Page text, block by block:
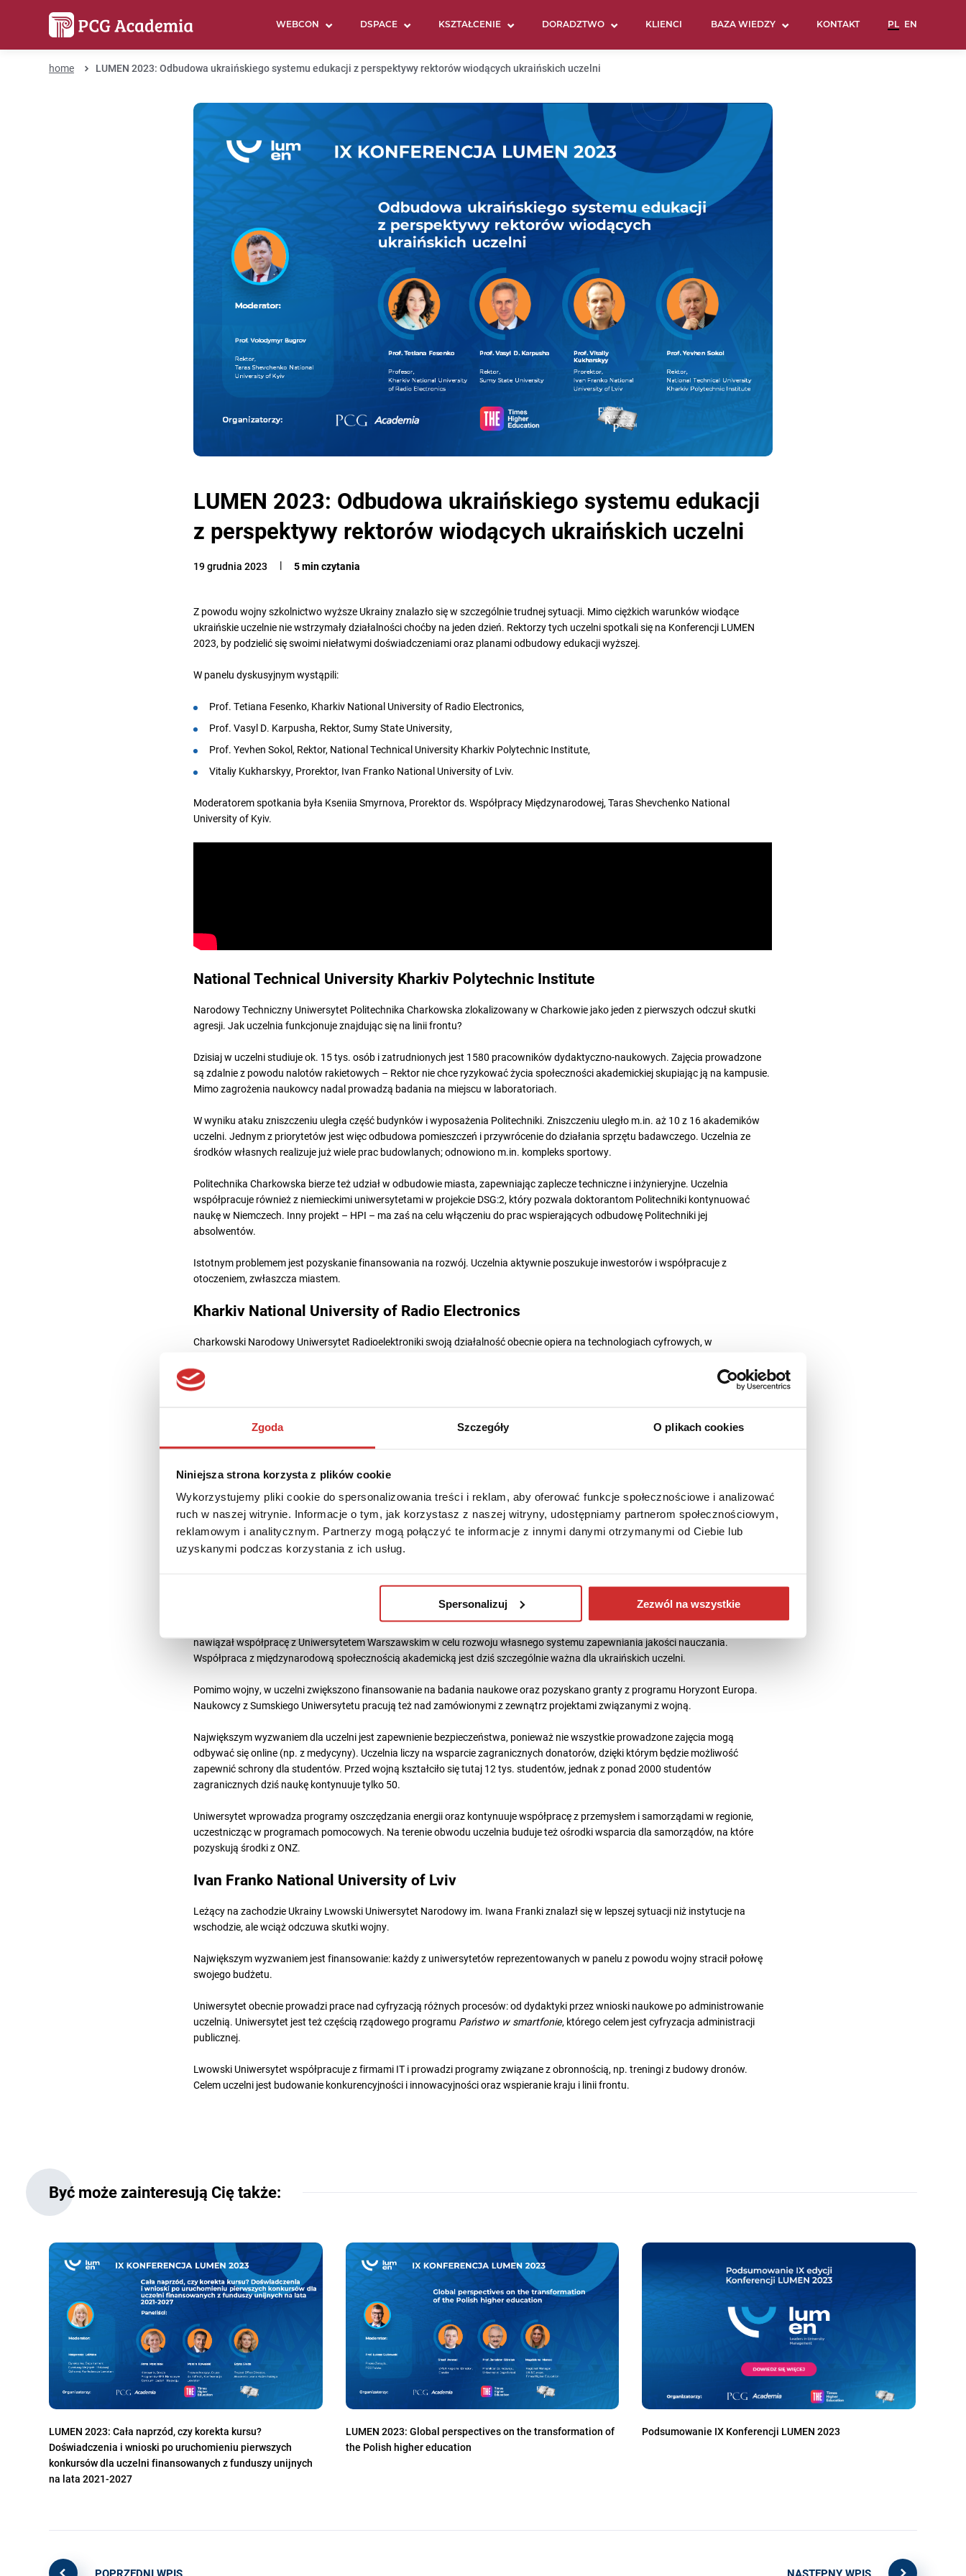
Zgoda Szczegóły O plikach cookies
Niniejsza strona korzysta z plików cookie
Wykorzystujemy pliki cookie do spersonalizowania treści i reklam, aby oferować funkcje społecznościowe i analizować
ruch w naszej witrynie. Informacje o tym, jak korzystasz z naszej witryny, udostępniamy partnerom społecznościowym,
reklamowym i analitycznym. Partnerzy mogą połączyć te informacje z innymi danymi otrzymanymi od Ciebie lub
uzyskanymi podczas korzystania z ich usług.
Spersonalizuj Zezwól na wszystkie
WEBCON DSPACE KSZTAŁCENIE DORADZTWO KLIENCI BAZA WIEDZY KONTAKT
home LUMEN 2023: Odbudowa ukraińskiego systemu edukacji z perspektywy rektorów wiodących ukraińskich uczelni
LUMEN 2023: Odbudowa ukraińskiego systemu edukacji
z perspektywy rektorów wiodących ukraińskich uczelni
19 grudnia 2023 5 min czytania
Z powodu wojny szkolnictwo wyższe Ukrainy znalazło się w szczególnie trudnej sytuacji. Mimo ciężkich warunków wiodące
ukraińskie uczelnie nie wstrzymały działalności choćby na jeden dzień. Rektorzy tych uczelni spotkali się na Konferencji LUMEN
2023, by podzielić się swoimi niełatwymi doświadczeniami oraz planami odbudowy edukacji wyższej.
W panelu dyskusyjnym wystąpili:
Prof. Tetiana Fesenko, Kharkiv National University of Radio Electronics,
Prof. Vasyl D. Karpusha, Rektor, Sumy State University,
Prof. Yevhen Sokol, Rektor, National Technical University Kharkiv Polytechnic Institute,
Vitaliy Kukharskyy, Prorektor, Ivan Franko National University of Lviv.
Moderatorem spotkania była Kseniia Smyrnova, Prorektor ds. Współpracy Międzynarodowej, Taras Shevchenko National
University of Kyiv.
National Technical University Kharkiv Polytechnic Institute
Narodowy Techniczny Uniwersytet Politechnika Charkowska zlokalizowany w Charkowie jako jeden z pierwszych odczuł skutki
agresji. Jak uczelnia funkcjonuje znajdując się na linii frontu?
Dzisiaj w uczelni studiuje ok. 15 tys. osób i zatrudnionych jest 1580 pracowników dydaktyczno-naukowych. Zajęcia prowadzone
są zdalnie z powodu nalotów rakietowych – Rektor nie chce ryzykować życia społeczności akademickiej skupiając ją na kampusie.
Mimo zagrożenia naukowcy nadal prowadzą badania na miejscu w laboratoriach.
W wyniku ataku zniszczeniu uległa część budynków i wyposażenia Politechniki. Zniszczeniu uległo m.in. aż 10 z 16 akademików
uczelni. Jednym z priorytetów jest więc odbudowa pomieszczeń i przywrócenie do działania sprzętu badawczego. Uczelnia ze
środków własnych realizuje już wiele prac budowlanych; odnowiono m.in. kompleks sportowy.
Politechnika Charkowska bierze też udział w odbudowie miasta, zapewniając zaplecze techniczne i inżynieryjne. Uczelnia
współpracuje również z niemieckimi uniwersytetami w projekcie DSG:2, który pozwala doktorantom Politechniki kontynuować
naukę w Niemczech. Inny projekt – HPI – ma zaś na celu włączeniu do prac wspierających odbudowę Politechniki jej
absolwentów.
Istotnym problemem jest pozyskanie finansowania na rozwój. Uczelnia aktywnie poszukuje inwestorów i współpracuje z
otoczeniem, zwłaszcza miastem.
Kharkiv National University of Radio Electronics
Charkowski Narodowy Uniwersytet Radioelektroniki swoją działalność obecnie opiera na technologiach cyfrowych, w
Istotnym elementem odbudowy potencjału uczelni okazały się projekty międzynarodowe, w które zaangażowali się nie tylko
Uniwersytet mimo wielkich braków stara się czynić postępy oraz angażuje się w realizację Celów Zrównoważonego Rozwoju.
Także w tym obszarze kluczową rolę odgrywają technologie cyfrowe. Stworzono nawet dodatkowe programy skierowane na
m.in. zwiększenie inkluzywności czy rozwój startupów przez studentów, które uzyskały wsparcie lokalnego sektora IT.
W planach Uniwersytetu jest rozszerzanie współpracy z europejskimi uczelniami, zwłaszcza polskimi.
Sumy State University
Mimo tych warunków uczelnia kontynuuje działalność, pracując na rzecz nie tylko odbudowy, ale i rozbudowy. Uniwersytet m.in.
nawiązał współpracę z Uniwersytetem Warszawskim w celu rozwoju własnego systemu zapewniania jakości nauczania.
Współpraca z międzynarodową społecznością akademicką jest dziś szczególnie ważna dla ukraińskich uczelni.
Pomimo wojny, w uczelni zwiększono finansowanie na badania naukowe oraz pozyskano granty z programu Horyzont Europa.
Naukowcy z Sumskiego Uniwersytetu pracują też nad zamówionymi z zewnątrz projektami związanymi z wojną.
Największym wyzwaniem dla uczelni jest zapewnienie bezpieczeństwa, ponieważ nie wszystkie prowadzone zajęcia mogą
odbywać się online (np. z medycyny). Uczelnia liczy na wsparcie zagranicznych donatorów, dzięki którym będzie możliwość
zapewnić schrony dla studentów. Przed wojną kształciło się tutaj 12 tys. studentów, jednak z ponad 2000 studentów
zagranicznych dziś naukę kontynuuje tylko 50.
Uniwersytet wprowadza programy oszczędzania energii oraz kontynuuje współpracę z przemysłem i samorządami w regionie,
uczestnicząc w programach pomocowych. Na terenie obwodu uczelnia buduje też ośrodki wsparcia dla samorządów, na które
pozyskują środki z ONZ.
Ivan Franko National University of Lviv
Leżący na zachodzie Ukrainy Lwowski Uniwersytet Narodowy im. Iwana Franki znalazł się w lepszej sytuacji niż instytucje na
wschodzie, ale wciąż odczuwa skutki wojny.
Największym wyzwaniem jest finansowanie: każdy z uniwersytetów reprezentowanych w panelu z powodu wojny stracił połowę
swojego budżetu.
Uniwersytet obecnie prowadzi prace nad cyfryzacją różnych procesów: od dydaktyki przez wnioski naukowe po administrowanie
uczelnią. Uniwersytet jest też częścią rządowego programu Państwo w smartfonie, którego celem jest cyfryzacja administracji
publicznej.
Lwowski Uniwersytet współpracuje z firmami IT i prowadzi programy związane z obronnością, np. treningi z budowy dronów.
Celem uczelni jest budowanie konkurencyjności i innowacyjności oraz wspieranie kraju i linii frontu.
Być może zainteresują Cię także:
LUMEN 2023: Cała naprzód, czy korekta kursu?
Doświadczenia i wnioski po uruchomieniu pierwszych
konkursów dla uczelni finansowanych z funduszy unijnych
na lata 2021-2027
LUMEN 2023: Global perspectives on the transformation of
the Polish higher education
Podsumowanie IX Konferencji LUMEN 2023
POPRZEDNI WPIS NASTĘPNY WPIS